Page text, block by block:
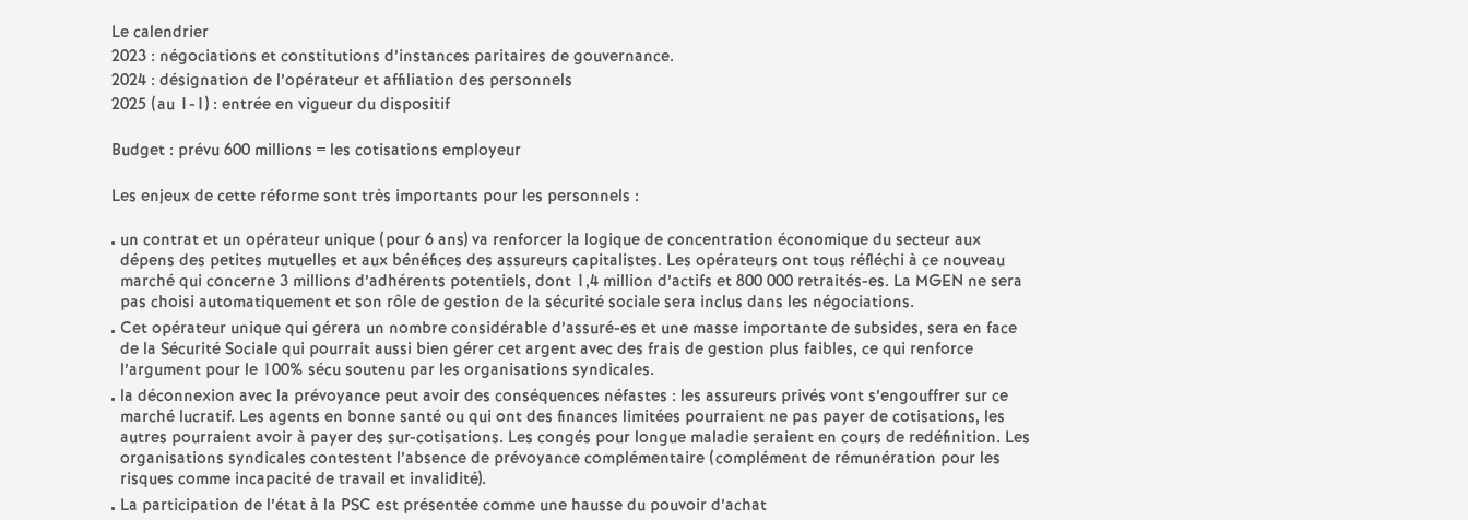
Le calendrier
2023 : négociations et constitutions d’instances paritaires de gouvernance.
2024 : désignation de l’opérateur et affiliation des personnels
2025 (au 1-1) : entrée en vigueur du dispositif
Budget : prévu 600 millions = les cotisations employeur
Les enjeux de cette réforme sont très importants pour les personnels :
un contrat et un opérateur unique (pour 6 ans) va renforcer la logique de concentration économique du secteur aux
dépens des petites mutuelles et aux bénéfices des assureurs capitalistes. Les opérateurs ont tous réfléchi à ce nouveau
marché qui concerne 3 millions d’adhérents potentiels, dont 1,4 million d’actifs et 800 000 retraités-es. La MGEN ne sera
pas choisi automatiquement et son rôle de gestion de la sécurité sociale sera inclus dans les négociations.
Cet opérateur unique qui gérera un nombre considérable d’assuré-es et une masse importante de subsides, sera en face
de la Sécurité Sociale qui pourrait aussi bien gérer cet argent avec des frais de gestion plus faibles, ce qui renforce
l’argument pour le 100% sécu soutenu par les organisations syndicales.
la déconnexion avec la prévoyance peut avoir des conséquences néfastes : les assureurs privés vont s’engouffrer sur ce
marché lucratif. Les agents en bonne santé ou qui ont des finances limitées pourraient ne pas payer de cotisations, les
autres pourraient avoir à payer des sur-cotisations. Les congés pour longue maladie seraient en cours de redéfinition. Les
organisations syndicales contestent l’absence de prévoyance complémentaire (complément de rémunération pour les
risques comme incapacité de travail et invalidité).
La participation de l’état à la PSC est présentée comme une hausse du pouvoir d’achat